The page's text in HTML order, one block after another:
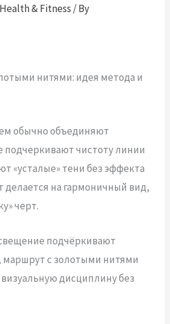
Health & Fitness / By
нитями: идея метода и
обычно объединяют
чистоту линии
«усталые» тени без эффекта
делается на гармоничный вид,
черт.
подчёркивают
маршрут с золотыми нитями
дисциплину без